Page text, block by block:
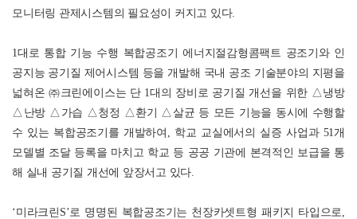
모니터링 관제시스템의 필요성이 커지고 있다.
1대로 통합 기능 수행 복합공조기 에너지절감형콤팩트 공조기와 인
공지능 공기질 제어시스템 등을 개발해 국내 공조 기술분야의 지평을
넓혀온 ㈜크린에이스는 단 1대의 장비로 공기질 개선을 위한 △냉방
△난방 △가습 △청정 △환기 △살균 등 모든 기능을 동시에 수행할
수 있는 복합공조기를 개발하여, 학교 교실에서의 실증 사업과 51개
모델별 조달 등록을 마치고 학교 등 공공 기관에 본격적인 보급을 통
해 실내 공기질 개선에 앞장서고 있다.
‘미라크린S’로 명명된 복합공조기는 천장카셋트형 패키지 타입으로,